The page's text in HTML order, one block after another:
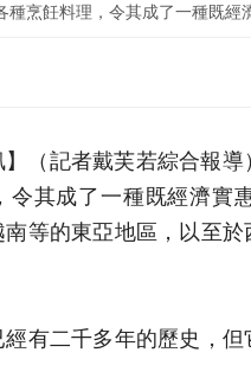
種烹飪料理，令其成了一種既
】（記者戴芙若綜合報導
令其成了一種既經濟實
等的東亞地區，以至
經有二千多年的歷史，